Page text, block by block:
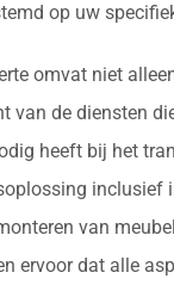
op uw
omvat niet
van de diensten
heeft bij het
inclusief
van
ervoor dat alle